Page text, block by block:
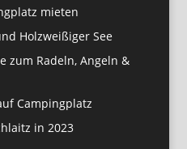
mieten
Holzweißiger See
zum Radeln, Angeln &
Campingplatz
in 2023